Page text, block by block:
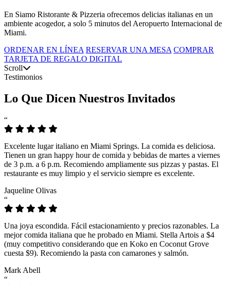
En Siamo Ristorante & Pizzeria ofrecemos delicias italianas en un
ambiente acogedor, a solo 5 minutos del Aeropuerto Internacional de
Miami.
ORDENAR EN LÍNEA RESERVAR UNA MESA COMPRAR
TARJETA DE REGALO DIGITAL
Scroll
Testimonios
Lo Que Dicen Nuestros Invitados
“
Excelente lugar italiano en Miami Springs. La comida es deliciosa.
Tienen un gran happy hour de comida y bebidas de martes a viernes
de 3 p.m. a 6 p.m. Recomiendo ampliamente sus pizzas y pastas. El
restaurante es muy limpio y el servicio siempre es excelente.
Jaqueline Olivas
“
Una joya escondida. Fácil estacionamiento y precios razonables. La
mejor comida italiana que he probado en Miami. Stella Artois a $4
(muy competitivo considerando que en Koko en Coconut Grove
cuesta $9). Recomiendo la pasta con camarones y salmón.
Mark Abell
“